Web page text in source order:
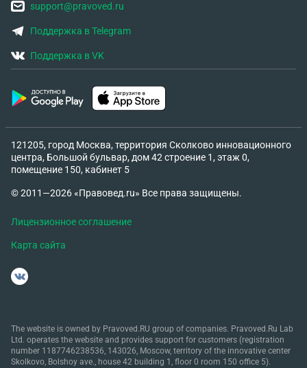
support@pravoved.ru
Поддержка в Telegram
Поддержка в VK
121205, город Москва, территория Сколково инновационного
центра, Большой бульвар, дом 42 строение 1, этаж 0,
помещение 150, кабинет 5
© 2011—2026 «Правовед.ru» Все права защищены.
Лицензионное соглашение
Карта сайта
The website is owned by Pravoved.RU group of companies. Pravoved.Ru Lab
Ltd. operates the website and provides support for customers (registration
number 1187746238536, 143026, Moscow, territory of the innovative center
Skolkovo, Bolshoy ave., house 42 building 1, floor 0 room 150 office 5).